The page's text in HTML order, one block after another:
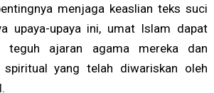
menjaga keaslian teks suci
upaya-upaya ini, umat Islam dapat
teguh ajaran agama mereka dan
spiritual yang telah diwariskan oleh